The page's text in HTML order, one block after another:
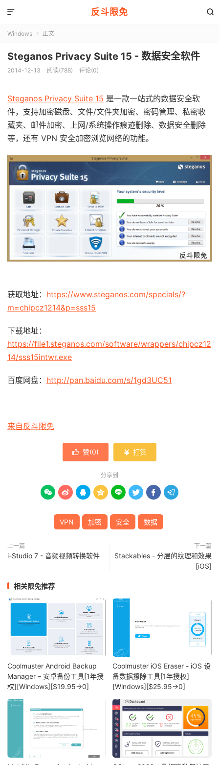
反斗限免 

Windows  正文
Steganos Privacy Suite 15 - 数据安全软件
2014-12-13 阅读(788) 评论(0)
Steganos Privacy Suite 15 是一款一站式的数据安全软
件，支持加密磁盘、文件/文件夹加密、密码管理、私密收
藏夹、邮件加密、上网/系统操作痕迹删除、数据安全删除
等，还有 VPN 安全加密浏览网络的功能。
获取地址： https://www.steganos.com/specials/?
m=chipcz1214&p=sss15
下载地址：
https://file1.steganos.com/software/wrappers/chipcz12
14/sss15intwr.exe
百度网盘： http://pan.baidu.com/s/1gd3UC51
来自反斗限免
 赞(0)  打赏
分享到
       
VPN 加密 安全 数据
上一篇
i-Studio 7 - 音频视频转换软件
下一篇
Stackables - 分层的纹理和效果
[iOS]
相关限免推荐
Coolmuster Android Backup
Manager – 安卓备份工具[1年授
权][Windows][$19.95→0]
Coolmuster iOS Eraser - iOS 设
备数据擦除工具[1年授权]
[Windows][$25.95→0]